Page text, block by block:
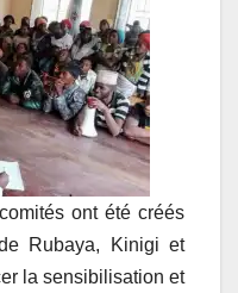
ont été créés
Rubaya, Kinigi et
la sensibilisation et